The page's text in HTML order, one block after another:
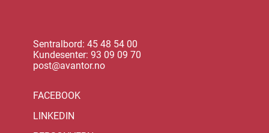
Sentralbord: 45 48 54 00
Kundesenter: 93 09 09 70
post@avantor.no
FACEBOOK
LINKEDIN